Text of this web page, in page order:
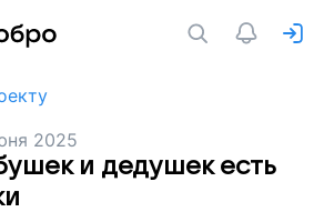
2025
и дедушек есть